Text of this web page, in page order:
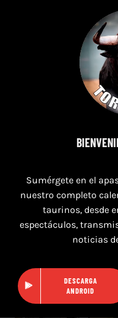
2026
Sumérgete en el
nuestro completo
taurinos, desde
espectáculos,
noticias
DESCARGA
ANDROID